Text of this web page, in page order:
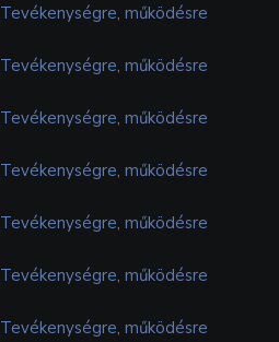
működésre
működésre
működésre
működésre
működésre
működésre
működésre